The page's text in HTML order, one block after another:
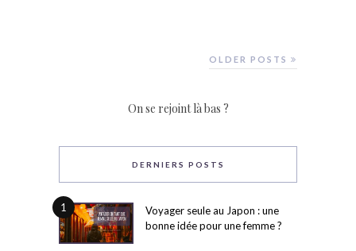
OLDER POSTS
On se rejoint là bas ?
DERNIERS POSTS
1
Voyager seule au Japon : une
bonne idée pour une femme ?